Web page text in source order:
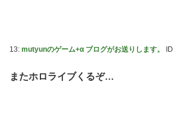
国の恥だ」「2002年まで疑う価値が
いた国格をサッカー選手が足で蹴り飛
熊本県知事の要請をガン無視したTBS
【セクシー】人気美人声優、太ももチ
「私達が原爆ドーム前をあけ渡せば
う」と訴える市民団体、それを聞い
13: mutyunのゲーム+α ブログがお送りします。
またホロライブくるぞ…